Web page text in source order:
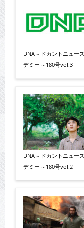
DNA～ドカントニュー
デミー～180号vol.3
DNA～ドカントニュー
デミー～180号vol.2